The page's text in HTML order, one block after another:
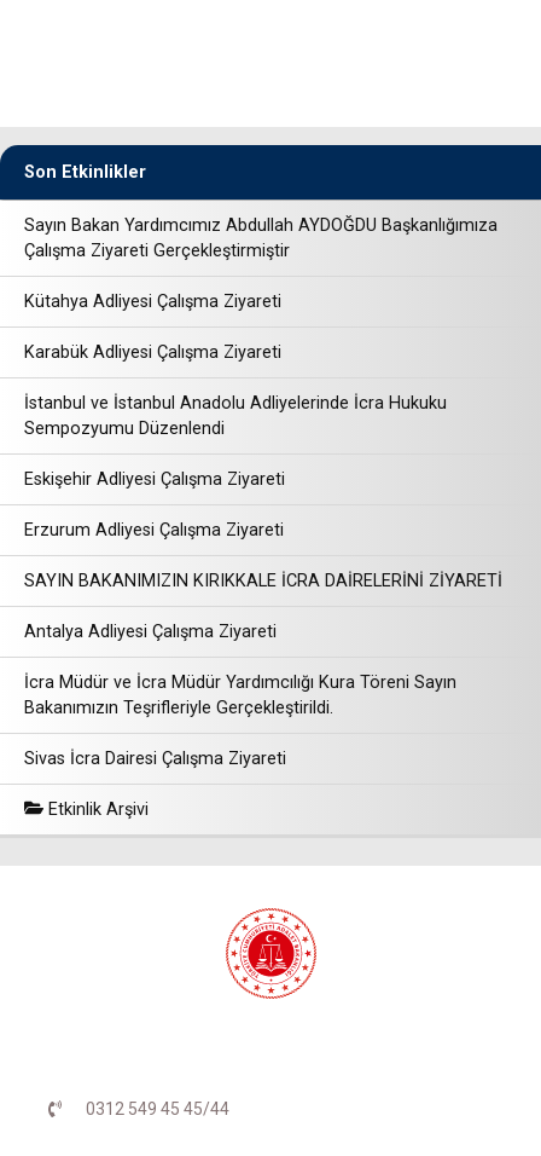
Son Etkinlikler
Sayın Bakan Yardımcımız Abdullah AYDOĞDU Başkanlığımıza
Çalışma Ziyareti Gerçekleştirmiştir
Kütahya Adliyesi Çalışma Ziyareti
Karabük Adliyesi Çalışma Ziyareti
İstanbul ve İstanbul Anadolu Adliyelerinde İcra Hukuku
Sempozyumu Düzenlendi
Eskişehir Adliyesi Çalışma Ziyareti
Erzurum Adliyesi Çalışma Ziyareti
SAYIN BAKANIMIZIN KIRIKKALE İCRA DAİRELERİNİ ZİYARETİ
Antalya Adliyesi Çalışma Ziyareti
İcra Müdür ve İcra Müdür Yardımcılığı Kura Töreni Sayın
Bakanımızın Teşrifleriyle Gerçekleştirildi.
Sivas İcra Dairesi Çalışma Ziyareti
Etkinlik Arşivi
0312 549 45 45/44